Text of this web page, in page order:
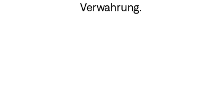
Verwahrung.